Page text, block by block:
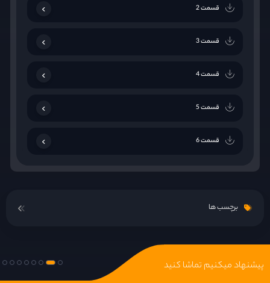
قسمت 2
قسمت 3
قسمت 4
قسمت 5
قسمت 6
برچسب ها
پیشنهاد میکنیم تماشا کنید